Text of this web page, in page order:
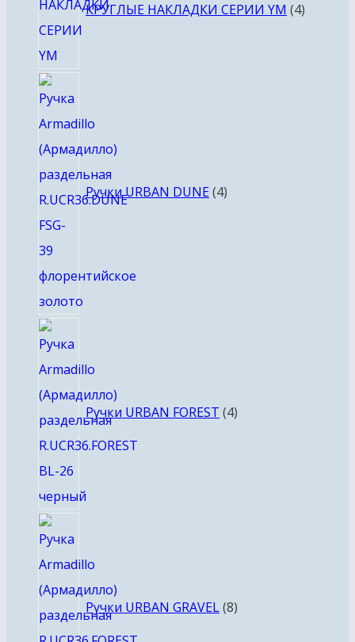
КРУГЛЫЕ НАКЛАДКИ СЕРИИ YM 4
Ручки URBAN DUNE 4
Ручки URBAN FOREST 4
Ручки URBAN GRAVEL 8